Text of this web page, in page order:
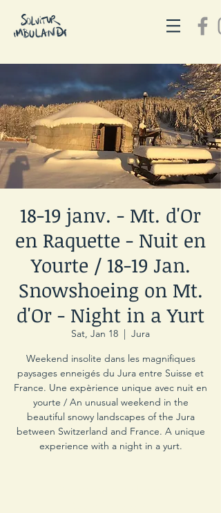
18-19 janv. - Mt. d'Or
en Raquette - Nuit en
Yourte / 18-19 Jan.
Snowshoeing on Mt.
d'Or - Night in a Yurt
Sat, Jan 18
  |
Jura
Weekend insolite dans les magnifiques
paysages enneigés du Jura entre Suisse et
France. Une expèrience unique avec nuit en
yourte / An unusual weekend in the
beautiful snowy landscapes of the Jura
between Switzerland and France. A unique
experience with a night in a yurt.